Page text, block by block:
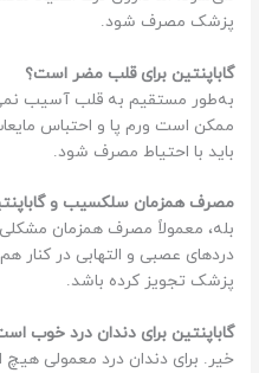
پزشک مصرف شود.
گاباپنتین برای قلب مضر است؟
به‌طور مستقیم به قلب آسیب
ممکن است ورم پا و احتباس
باید با احتیاط مصرف شود.
مصرف همزمان سلکسیب و
بله، معمولاً مصرف همزمان
دردهای عصبی و التهابی در کنار
پزشک تجویز کرده باشد.
گاباپنتین برای دندان درد خوب
خیر. برای دندان درد معمولی هیچ